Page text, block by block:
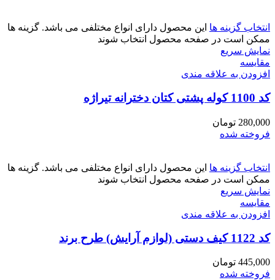
انتخاب گزینه ها این محصول دارای انواع مختلفی می باشد. گزینه ها
ممکن است در صفحه محصول انتخاب شوند
نمایش سریع
مقايسه
افزودن به علاقه مندی
کد 1100 کوله پشتی کتان دخترانه تیراژه
280,000 تومان
فروخته شده
انتخاب گزینه ها این محصول دارای انواع مختلفی می باشد. گزینه ها
ممکن است در صفحه محصول انتخاب شوند
نمایش سریع
مقايسه
افزودن به علاقه مندی
کد 1122 کیف دستی (لوازم آرایش) طرح برند
445,000 تومان
فروخته شده